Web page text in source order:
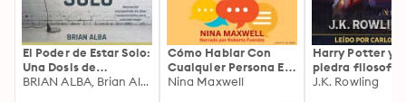
El Poder de Estar Solo:
Una Dosis de
Motivación
BRIAN ALBA, Brian Alba
Cómo Hablar Con
Cualquier Persona En
Cualquier Lugar Y En
Nina Maxwell
Harry Potter y
piedra filosofal
J.K. Rowling